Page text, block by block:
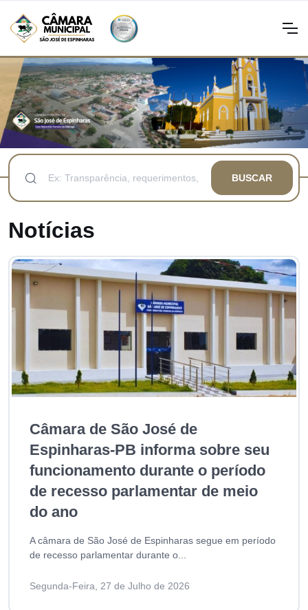
BUSCAR
Notícias
Câmara de São José de
Espinharas-PB informa sobre seu
funcionamento durante o período
de recesso parlamentar de meio
do ano
A câmara de São José de Espinharas segue em período
de recesso parlamentar durante o...
Segunda-Feira, 27 de Julho de 2026